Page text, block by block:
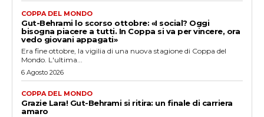
COPPA DEL MONDO
Gut-Behrami lo scorso ottobre: «I social? Oggi
bisogna piacere a tutti. In Coppa si va per vincere, ora
vedo giovani appagati»
Era fine ottobre, la vigilia di una nuova stagione di Coppa del
Mondo. L'ultima...
6 Agosto 2026
COPPA DEL MONDO
Grazie Lara! Gut-Behrami si ritira: un finale di carriera
amaro